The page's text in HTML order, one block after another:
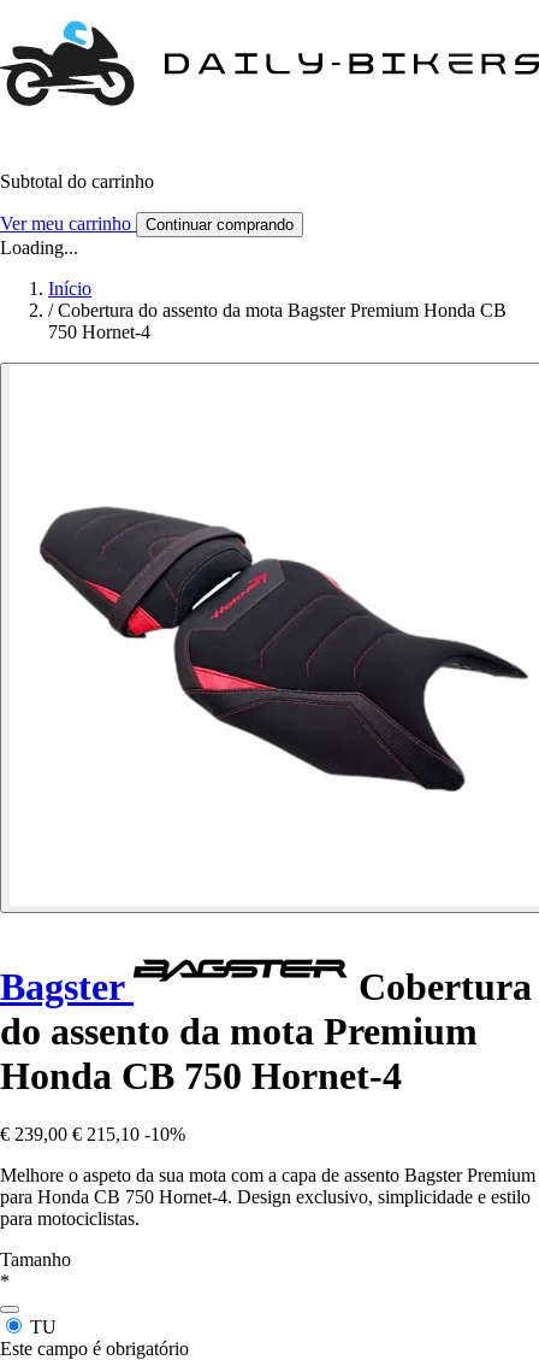
Subtotal do carrinho
Ver meu carrinho Continuar comprando
Loading...
Início
/ Cobertura do assento da mota Bagster Premium Honda CB
750 Hornet-4
Bagster
Cobertura
do assento da mota Premium
Honda CB 750 Hornet-4
€ 239,00 € 215,10 -10%
Melhore o aspeto da sua mota com a capa de assento Bagster Premium
para Honda CB 750 Hornet-4. Design exclusivo, simplicidade e estilo
para motociclistas.
Tamanho
*
TU
Este campo é obrigatório